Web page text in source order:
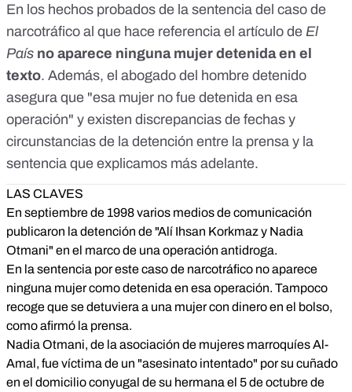
<em>https://www.abc.es/sociedad/abci-
nad...8_noticia.html</em></p> <p><em>Noticia de cuando
le dispararon, gracias @rastaguey</em></p> <p>
<em>https://elpais.com/diario/1998/09/24...62_850215.html
</em></p> <p><br /> <em>ERROR, SE VE QUE EL LINK
ESTABA MAL</em></p> <p><em>Ojo, que hay
m&aacute;s madera y las edades podr&iacute;an cuadrar si
en los medios calcularon a partir del 1960 y unos no tuvieron
en cuenta que podr&iacute;a cumplir a&ntilde;os a final de
a&ntilde;o:<br />
http://hemeroteca.abc.es/nav/Navigat...10/06/085.html</em
misma?</em></p> <p>
<em>https://elpais.com/diario/1998/09/24...62_850215.html
</em></p> <p><em>La polic&iacute;a detuvo el pasado fin
de semana en Madrid a Al&iacute; Ihsan Korkmaz y a su
compa&ntilde;era, Nadia Otmani, en una operaci&oacute;n
en la que descubri&oacute; un laboratorio clandestino de
hero&iacute;na, ubicado en el barrio de San Blas, y
requis&oacute; m&aacute;s de tres kilos de la citada droga.
Las pesquisas, seg&uacute;n la Direcci&oacute;n General
de la Polic&iacute;a, se iniciaron a principios de a&ntilde;o
cuando se comprob&oacute; que Al&iacute;, de
nacionalidad turca, utilizaba dos viviendas en Madrid: una
para vivir y la otra para preparar la droga en un laboratorio
En los hechos probados de la sentencia del caso de
narcotráfico al que hace referencia el artículo de El
País no aparece ninguna mujer detenida en el
texto. Además, el abogado del hombre detenido
asegura que "esa mujer no fue detenida en esa
operación" y existen discrepancias de fechas y
circunstancias de la detención entre la prensa y la
sentencia que explicamos más adelante.
LAS CLAVES
En septiembre de 1998 varios medios de comunicación
publicaron la detención de "Alí Ihsan Korkmaz y Nadia
Otmani" en el marco de una operación antidroga.
En la sentencia por este caso de narcotráfico no aparece
ninguna mujer como detenida en esa operación. Tampoco
recoge que se detuviera a una mujer con dinero en el bolso,
como afirmó la prensa.
Nadia Otmani, de la asociación de mujeres marroquíes Al-
Amal, fue víctima de un "asesinato intentado" por su cuñado
en el domicilio conyugal de su hermana el 5 de octubre de